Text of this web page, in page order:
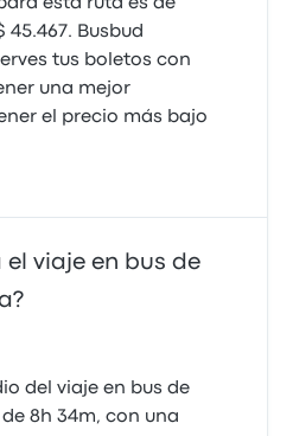
demoraron mucho en salir,
esta ruta es de
Busbud
tus boletos con
una mejor
el precio más bajo
viaje en bus de
del viaje en bus de
8h 34m, con una